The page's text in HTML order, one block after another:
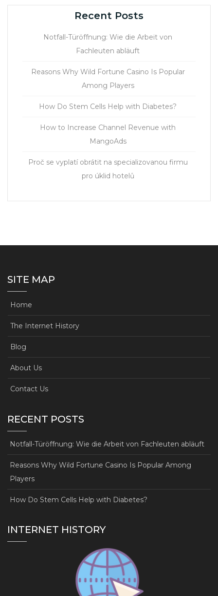
Recent Posts
Notfall-Türöffnung: Wie die Arbeit von
Fachleuten abläuft
Reasons Why Wild Fortune Casino Is Popular
Among Players
How Do Stem Cells Help with Diabetes?
How to Increase Channel Revenue with
MangoAds
Proč se vyplatí obrátit na specializovanou firmu
pro úklid hotelů
SITE MAP
Home
The Internet History
Blog
About Us
Contact Us
RECENT POSTS
Notfall-Türöffnung: Wie die Arbeit von Fachleuten abläuft
Reasons Why Wild Fortune Casino Is Popular Among
Players
How Do Stem Cells Help with Diabetes?
INTERNET HISTORY